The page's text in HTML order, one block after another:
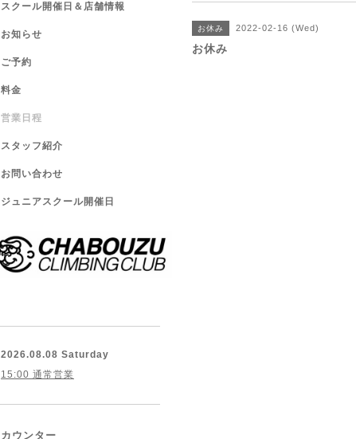
お休み 2022-02-16 (Wed)
お休み
スクール開催日＆店舗情報
お知らせ
ご予約
料金
営業日程
スタッフ紹介
お問い合わせ
ジュニアスクール開催日
2026.08.08 Saturday
15:00 通常営業
カウンター